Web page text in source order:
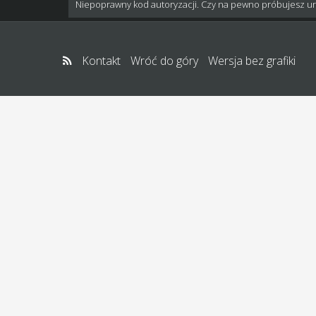
Niepoprawny kod autoryzacji. Czy na pewno próbujesz
Kontakt Wróć do góry Wersja bez grafiki